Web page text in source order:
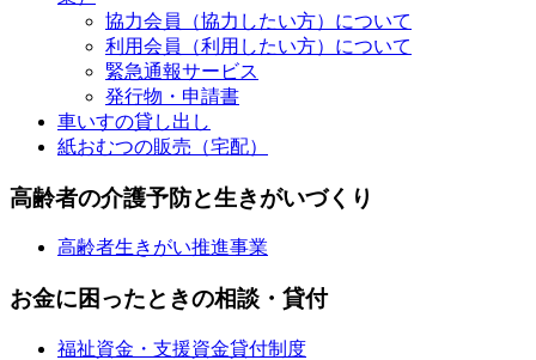
協力会員（協力したい方）について
利用会員（利用したい方）について
緊急通報サービス
発行物・申請書
車いすの貸し出し
紙おむつの販売（宅配）
高齢者の介護予防と生きがいづくり
高齢者生きがい推進事業
お金に困ったときの相談・貸付
福祉資金・支援資金貸付制度